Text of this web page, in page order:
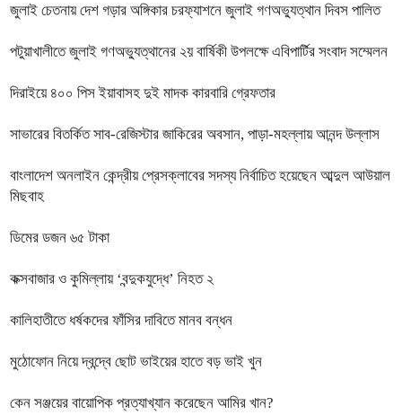
জুলাই চেতনায় দেশ গড়ার অঙ্গিকার চরফ্যাশনে জুলাই গণঅভ্যুত্থান দিবস পালিত
পটুয়াখালীতে জুলাই গণঅভ্যুত্থানের ২য় বার্ষিকী উপলক্ষে এবিপার্টির সংবাদ সম্মেলন
দিরাইয়ে ৪০০ পিস ইয়াবাসহ দুই মাদক কারবারি গ্রেফতার
সাভারের বিতর্কিত সাব-রেজিস্টার জাকিরের অবসান, পাড়া-মহল্লায় আনন্দ উল্লাস
বাংলাদেশ অনলাইন কেন্দ্রীয় প্রেসক্লাবের সদস্য নির্বাচিত হয়েছেন আব্দুল আউয়াল
মিছবাহ
ডিমের ডজন ৬৫ টাকা
কক্সবাজার ও কুমিল্লায় ‘বন্দুকযুদ্ধে’ নিহত ২
কালিহাতীতে ধর্ষকদের ফাঁসির দাবিতে মানব বন্ধন
মুঠোফোন নিয়ে দ্বন্দ্বে ছোট ভাইয়ের হাতে বড় ভাই খুন
কেন সঞ্জয়ের বায়োপিক প্রত্যাখ্যান করেছেন আমির খান?